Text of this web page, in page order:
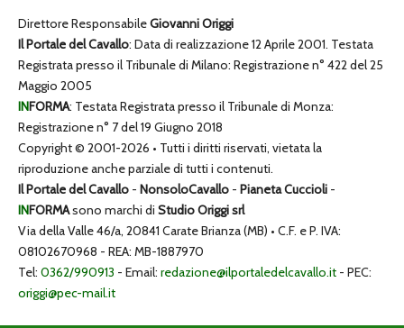
Direttore ResponsabileGiovanni Origgi
Il Portale del Cavallo: Data di realizzazione 12 Aprile 2001. Testata
Registrata presso il Tribunale di Milano: Registrazione n° 422 del 25
Maggio 2005
INFORMA: Testata Registrata presso il Tribunale di Monza:
Registrazione n° 7 del 19 Giugno 2018
Copyright © 2001-2026 • Tutti i diritti riservati, vietata la
riproduzione anche parziale di tutti i contenuti.
Il Portale del Cavallo - NonsoloCavallo - Pianeta Cuccioli -
INFORMAsono marchi di Studio Origgi srl
Via della Valle 46/a, 20841 Carate Brianza (MB) • C.F. e P. IVA:
08102670968 - REA: MB-1887970
Tel: 0362/990913 - Email: redazione@ilportaledelcavallo.it - PEC:
origgi@pec-mail.it